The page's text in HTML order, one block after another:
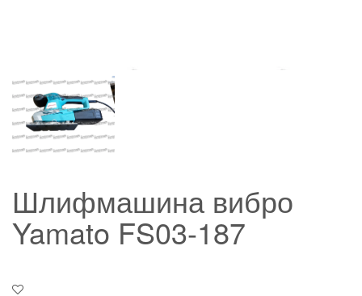
Шлифмашина вибро
Yamato FS03-187